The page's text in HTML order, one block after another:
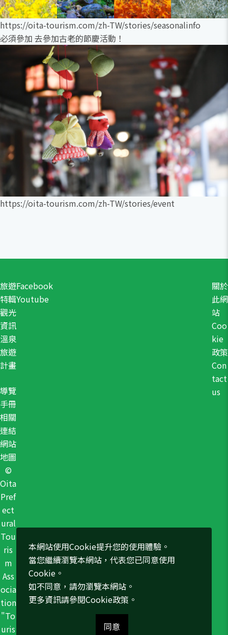
https://oita-tourism.com/zh-TW/stories/seasonalinfo
必須參加 去參加古老的節慶活動！
https://oita-tourism.com/zh-TW/stories/event
旅遊
特輯
觀光
資訊
溫泉
旅遊
計畫
導覽
手冊
相關
連結
網站
地圖
關於
此網
站
Coo
kie
政策
Con
tact
us
Facebook
Youtube
©
Oita
Pref
ect
ural
Tou
ris
m
Ass
ocia
tion
"To
uris
本網站使用Cookie提升您的使用體驗。
當您繼續瀏覽本網站，代表您已同意使用
Cookie。
如不同意，請勿瀏覽本網站。
更多資訊請參閱Cookie政策 。
同意